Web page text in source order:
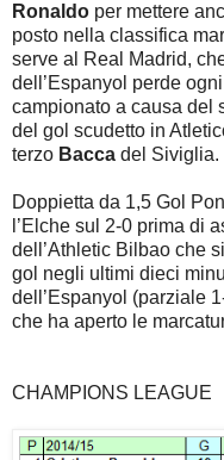
Ronaldo per mettere
posto nella classifica
serve al Real Madrid,
dell’Espanyol perde
campionato a causa del
del gol scudetto in
terzo Bacca del Siviglia.
Doppietta da 1,5 Gol
l’Elche sul 2-0 prima di
dell’Athletic Bilbao che
gol negli ultimi dieci
dell’Espanyol (parziale
che ha aperto le
CHAMPIONS LEAGUE